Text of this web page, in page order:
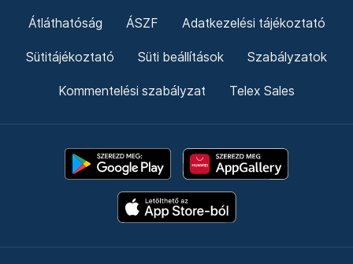
Átláthatóság ÁSZF Adatkezelési tájékoztató
Sütitájékoztató Süti beállítások Szabályzatok
Kommentelési szabályzat Telex Sales